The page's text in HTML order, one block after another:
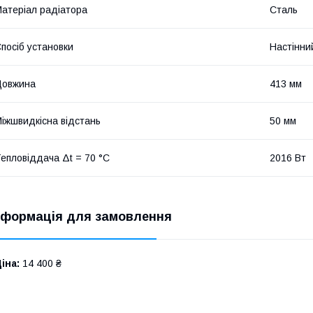
радіатора Сталь
установки
413 мм
відстань 50 мм
Δt = 70 °C 2016 Вт
для замовлення
14 400 ₴